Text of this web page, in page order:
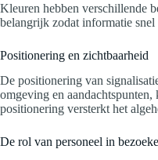
Kleuren hebben verschillende
belangrijk zodat informatie
Positionering en zichtbaarheid
De positionering van
omgeving en
positionering versterkt het
De rol van personeel in